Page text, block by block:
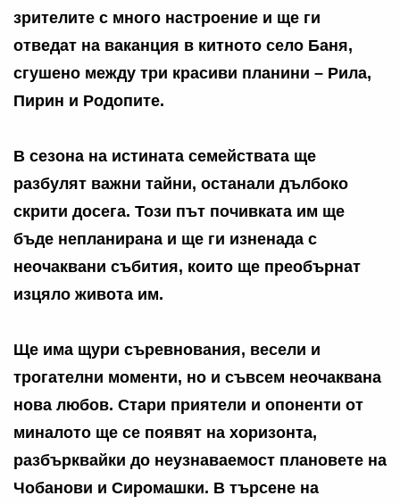
зрителите с много настроение и ще ги
отведат на ваканция в китното село Баня,
сгушено между три красиви планини – Рила,
Пирин и Родопите.
В сезона на истината семействата ще
разбулят важни тайни, останали дълбоко
скрити досега. Този път почивката им ще
бъде непланирана и ще ги изненада с
неочаквани събития, които ще преобърнат
изцяло живота им.
Ще има щури съревнования, весели и
трогателни моменти, но и съвсем неочаквана
нова любов. Стари приятели и опоненти от
миналото ще се появят на хоризонта,
разбърквайки до неузнаваемост плановете на
Чобанови и Сиромашки. В търсене на